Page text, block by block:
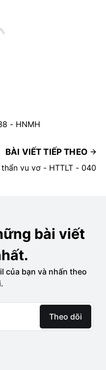
- HNMH
BÀI VIẾT TIẾP THEO
vu vơ - HTTLT - 040